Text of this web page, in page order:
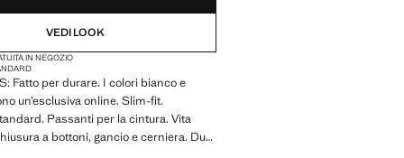
VEDI LOOK
IN NEGOZIO
Fatto per durare. I colori bianco e
un’esclusiva online. Slim-fit.
Passanti per la cintura. Vita
a bottoni, gancio e cerniera. Due